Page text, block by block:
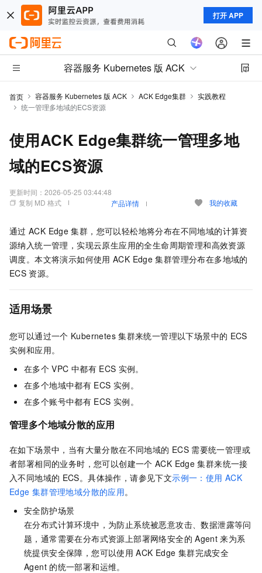
打开 APP
容器服务 Kubernetes 版 ACK
首页 容器服务 Kubernetes 版 ACK ACK Edge集群
实践教程
统一管理多地域的ECS资源
使用ACK Edge集群统一管理多地
域的ECS资源
更新时间： 2026-05-25 03:44:48
复制 MD 格式
产品详情 我的收藏
通过 ACK Edge 集群 ，您可以轻松地将分布在不同地域的计算资
源纳入统一管理，实现云原生应用的全生命周期管理和高效资源
调度。本文将演示如何使用 ACK Edge 集群管理分布在多地域的
ECS 资源。
适用场景
您可以通过一个 Kubernetes 集群来统一管理以下场景中的 ECS
实例和应用。
在多个 VPC 中都有 ECS 实例。
在多个地域中都有 ECS 实例。
在多个账号中都有 ECS 实例。
管理多个地域分散的应用
在如下场景中，当有大量分散在不同地域的 ECS 需要统一管理或
者部署相同的业务时，您可以创建一个 ACK Edge 集群来统一接
入不同地域的 ECS。具体操作，请参见下文示例一：使用 ACK
Edge 集群管理地域分散的应用。
安全防护场景
在分布式计算环境中，为防止系统被恶意攻击、数据泄露等问
题，通常需要在分布式资源上部署网络安全的 Agent 来为系
统提供安全保障，您可以使用 ACK Edge 集群完成安全
Agent 的统一部署和运维。